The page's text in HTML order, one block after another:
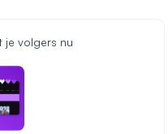
je volgers nu